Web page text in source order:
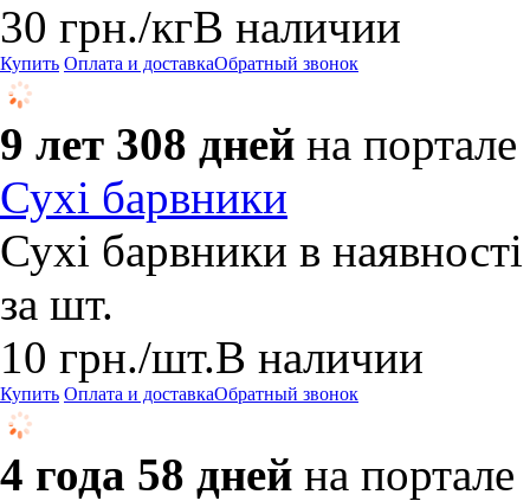
30 грн./кгВ наличии
Купить Оплата и доставкаОбратный звонок
9 лет 308 дней на портале
Сухі барвники
Сухі барвники в
за шт.
10 грн./шт.В наличии
Купить Оплата и доставкаОбратный звонок
4 года 58 дней на портале